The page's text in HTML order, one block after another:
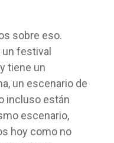
sobre eso.
un festival
tiene un
un escenario de
incluso están
escenario,
hoy como no